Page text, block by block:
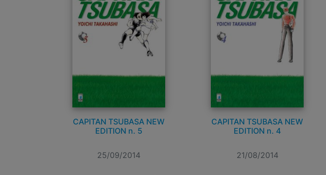
CAPITAN TSUBASA NEW
EDITION n. 5
25/09/2014
CAPITAN TSUBASA NEW
EDITION n. 4
21/08/2014